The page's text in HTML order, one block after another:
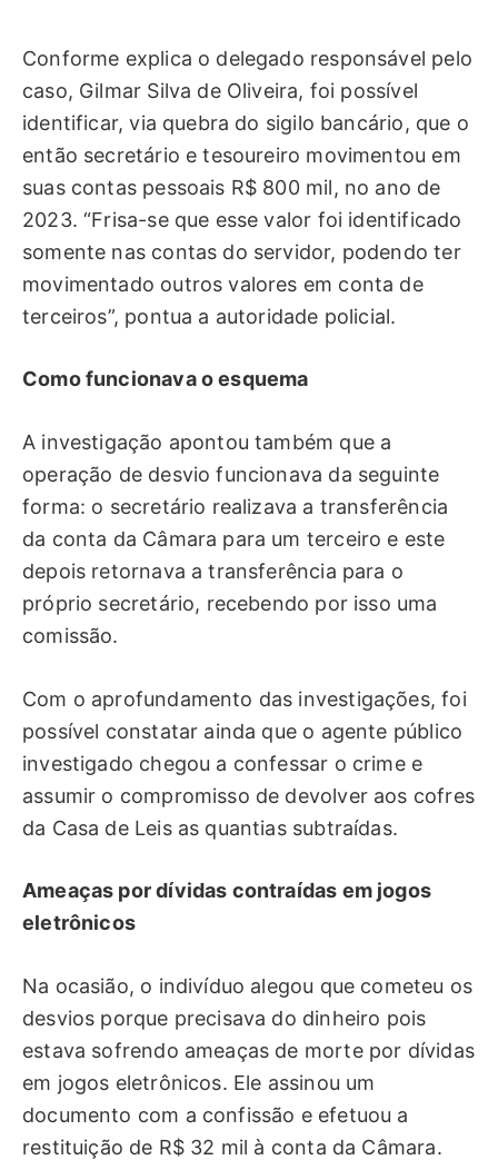
Conforme explica o delegado responsável pelo
caso, Gilmar Silva de Oliveira, foi possível
identificar, via quebra do sigilo bancário, que o
então secretário e tesoureiro movimentou em
suas contas pessoais R$ 800 mil, no ano de
2023. “Frisa-se que esse valor foi identificado
somente nas contas do servidor, podendo ter
movimentado outros valores em conta de
terceiros”, pontua a autoridade policial.
Como funcionava o esquema
A investigação apontou também que a
operação de desvio funcionava da seguinte
forma: o secretário realizava a transferência
da conta da Câmara para um terceiro e este
depois retornava a transferência para o
próprio secretário, recebendo por isso uma
comissão.
Com o aprofundamento das investigações, foi
possível constatar ainda que o agente público
investigado chegou a confessar o crime e
assumir o compromisso de devolver aos cofres
da Casa de Leis as quantias subtraídas.
Ameaças por dívidas contraídas em jogos
eletrônicos
Na ocasião, o indivíduo alegou que cometeu os
desvios porque precisava do dinheiro pois
estava sofrendo ameaças de morte por dívidas
em jogos eletrônicos. Ele assinou um
documento com a confissão e efetuou a
restituição de R$ 32 mil à conta da Câmara.